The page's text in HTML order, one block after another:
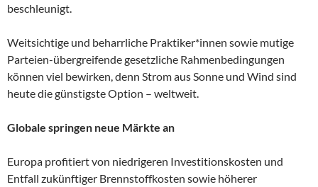
beschleunigt.
Weitsichtige und beharrliche Praktiker*innen sowie mutige
Parteien-übergreifende gesetzliche Rahmenbedingungen
können viel bewirken, denn Strom aus Sonne und Wind sind
heute die günstigste Option – weltweit.
Globale springen neue Märkte an
Europa profitiert von niedrigeren Investitionskosten und
Entfall zukünftiger Brennstoffkosten sowie höherer